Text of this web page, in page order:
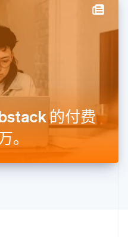
的付费
。